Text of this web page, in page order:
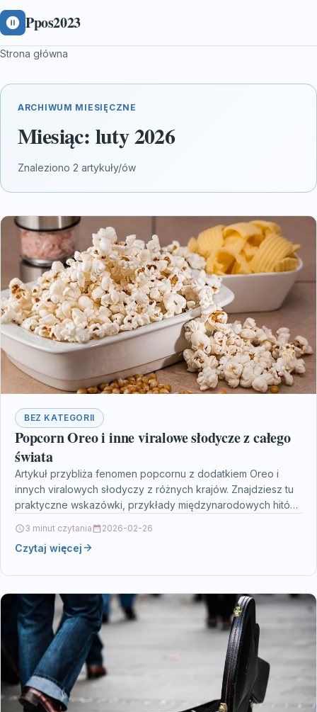
Ppos2023
Strona główna
ARCHIWUM MIESIĘCZNE
Miesiąc: luty 2026
Znaleziono 2 artykuły/ów
BEZ KATEGORII
Popcorn Oreo i inne viralowe słodycze z całego
świata
Artykuł przybliża fenomen popcornu z dodatkiem Oreo i
innych viralowych słodyczy z różnych krajów. Znajdziesz tu
praktyczne wskazówki, przykłady międzynarodowych hitów
3 minut czytania 2026-02-26
Czytaj więcej